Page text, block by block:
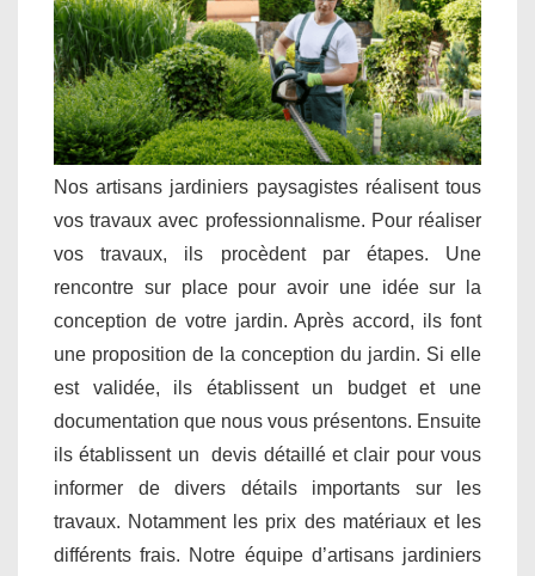
Nos artisans jardiniers paysagistes réalisent tous
vos travaux avec professionnalisme. Pour réaliser
vos travaux, ils procèdent par étapes. Une
rencontre sur place pour avoir une idée sur la
conception de votre jardin. Après accord, ils font
une proposition de la conception du jardin. Si elle
est validée, ils établissent un budget et une
documentation que nous vous présentons. Ensuite
ils établissent un devis détaillé et clair pour vous
informer de divers détails importants sur les
travaux. Notamment les prix des matériaux et les
différents frais. Notre équipe d’artisans jardiniers